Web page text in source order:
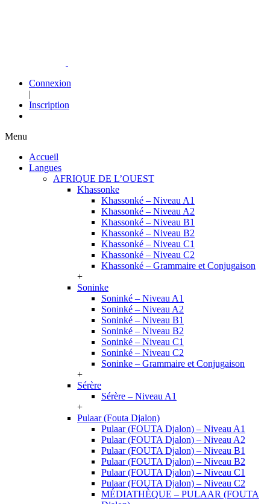
Connexion
|
Inscription
Menu
Accueil
Langues
AFRIQUE DE L’OUEST
Khassonke
Khassonké – Niveau A1
Khassonké – Niveau A2
Khassonké – Niveau B1
Khassonké – Niveau B2
Khassonké – Niveau C1
Khassonké – Niveau C2
Khassonké – Grammaire et Conjugaison
+
Soninke
Soninké – Niveau A1
Soninké – Niveau A2
Soninké – Niveau B1
Soninké – Niveau B2
Soninké – Niveau C1
Soninké – Niveau C2
Soninke – Grammaire et Conjugaison
+
Sérère
Sérère – Niveau A1
+
Pulaar (Fouta Djalon)
Pulaar (FOUTA Djalon) – Niveau A1
Pulaar (FOUTA Djalon) – Niveau A2
Pulaar (FOUTA Djalon) – Niveau B1
Pulaar (FOUTA Djalon) – Niveau B2
Pulaar (FOUTA Djalon) – Niveau C1
Pulaar (FOUTA Djalon) – Niveau C2
MÉDIATHÈQUE – PULAAR (FOUTA